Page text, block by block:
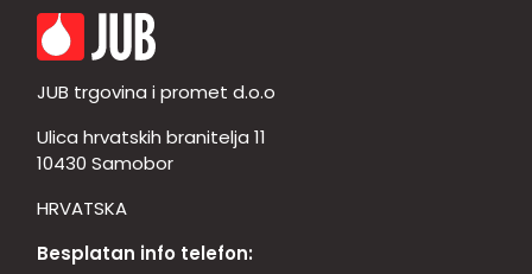
JUB trgovina i promet d.o.o
Ulica hrvatskih branitelja 11
10430 Samobor
HRVATSKA
Besplatan info telefon: